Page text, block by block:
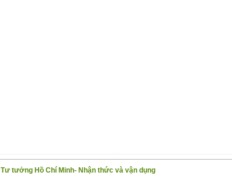
Tư tưởng Hồ Chí Minh- Nhận thức và vận dụng